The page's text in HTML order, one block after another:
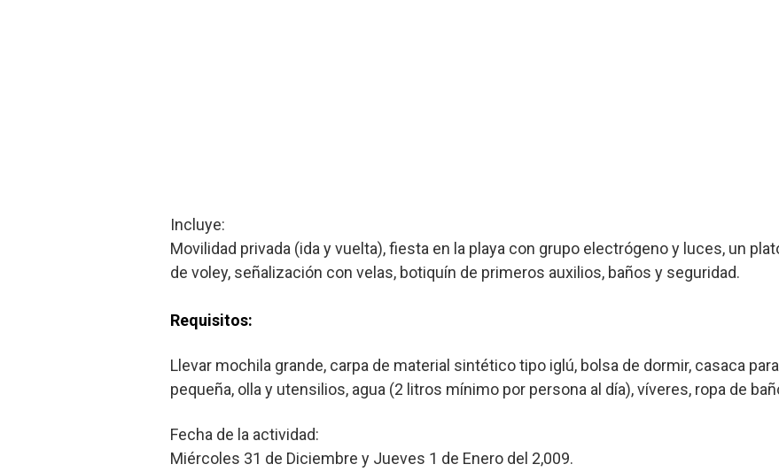
Incluye:
Movilidad privada (ida y vuelta), fiesta en la playa con grupo electrógeno y luces, un
de voley, señalización con velas, botiquín de primeros auxilios, baños y seguridad.
Requisitos:
Llevar mochila grande, carpa de material sintético tipo iglú, bolsa de dormir, casaca
pequeña, olla y utensilios, agua (2 litros mínimo por persona al día), víveres, ropa de
Fecha de la actividad:
Miércoles 31 de Diciembre y Jueves 1 de Enero del 2,009.